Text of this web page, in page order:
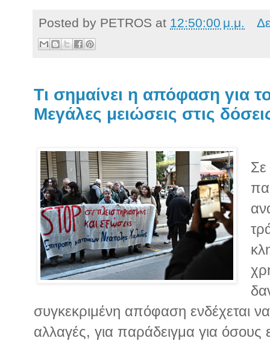
Posted by PETROS at 12:50:00 μ.μ.
Τι σημαίνει η απόφαση για
Μεγάλες μειώσεις στις
συγκεκριμένη απόφαση ενδέχεται
αλλαγές, για παράδειγμα για όσους